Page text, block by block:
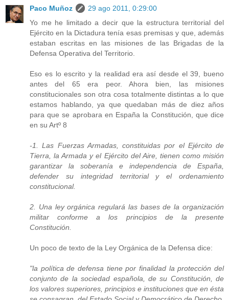
Paco Muñoz
29 ago 2011, 0:29:00
Yo me he limitado a decir que la estructura territorial del
Ejército en la Dictadura tenía esas premisas y que, además
estaban escritas en las misiones de las Brigadas de la
Defensa Operativa del Territorio.
Eso es lo escrito y la realidad era así desde el 39, bueno
antes del 65 era peor. Ahora bien, las misiones
constitucionales son otra cosa totalmente distintas a lo que
estamos hablando, ya que quedaban más de diez años
para que se aprobara en España la Constitución, que dice
en su Artº 8
-1. Las Fuerzas Armadas, constituidas por el Ejército de
Tierra, la Armada y el Ejército del Aire, tienen como misión
garantizar la soberanía e independencia de España,
defender su integridad territorial y el ordenamiento
constitucional.
2. Una ley orgánica regulará las bases de la organización
militar conforme a los principios de la presente
Constitución.
Un poco de texto de la Ley Orgánica de la Defensa dice:
"la política de defensa tiene por finalidad la protección del
conjunto de la sociedad española, de su Constitución, de
los valores superiores, principios e instituciones que en ésta